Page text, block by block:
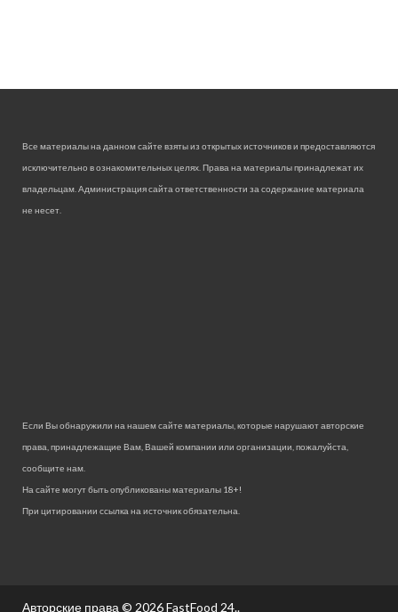
Все материалы на данном сайте взяты из открытых источников и предоставляются
исключительно в ознакомительных целях. Права на материалы принадлежат их
владельцам. Администрация сайта ответственности за содержание материала
не несет.
Если Вы обнаружили на нашем сайте материалы, которые нарушают авторские
права, принадлежащие Вам, Вашей компании или организации, пожалуйста,
сообщите нам.
На сайте могут быть опубликованы материалы 18+!
При цитировании ссылка на источник обязательна.
Авторские права © 2026FastFood 24..